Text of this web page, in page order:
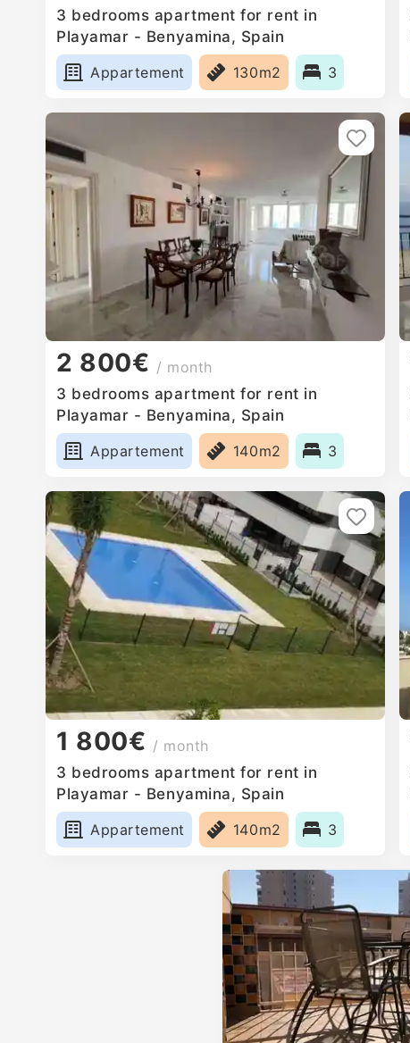
3 bedrooms apartment for rent in
Playamar - Benyamina, Spain
Appartement
130m2 3
2 800€ / month
3 bedrooms apartment for rent in
Playamar - Benyamina, Spain
Appartement
140m2 3
1 800€ / month
3 bedrooms apartment for rent in
Playamar - Benyamina, Spain
Appartement
140m2 3